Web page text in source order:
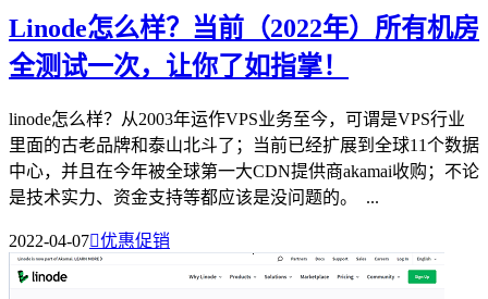
Linode怎么样？当前（2022年）所有机房
全测试一次，让你了如指掌！
linode怎么样？从2003年运作VPS业务至今，可谓是VPS行业
里面的古老品牌和泰山北斗了；当前已经扩展到全球11个数据
中心，并且在今年被全球第一大CDN提供商akamai收购；不论
是技术实力、资金支持等都应该是没问题的。 ...
2022-04-07优惠促销